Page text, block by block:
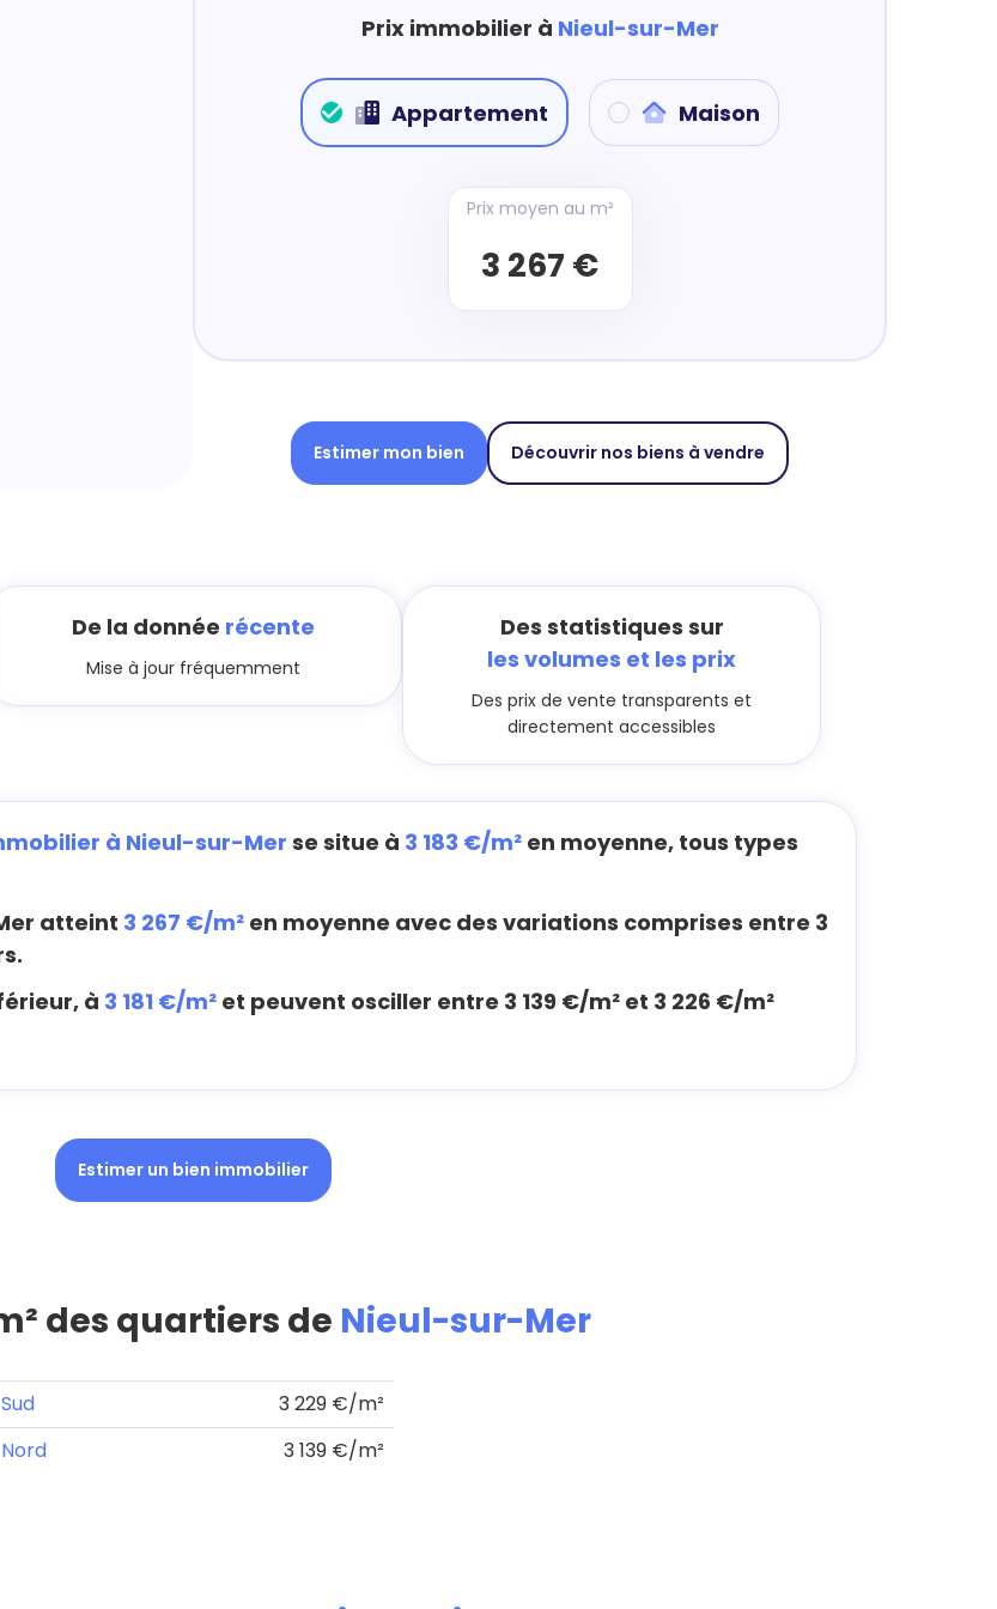
Prix immobilier à Nieul-sur-Mer
Appartement Maison
Prix moyen au m²
3 267 €
Estimer mon bien Découvrir nos biens à vendre
De la donnée récente
Mise à jour fréquemment
Des statistiques sur
les volumes et les prix
Des prix de vente transparents et
directement accessibles
à Nieul-sur-Mer se situe à 3 183 €/m² en moyenne, tous types
atteint 3 267 €/m² en moyenne avec des variations comprises entre 3
à 3 181 €/m² et peuvent osciller entre 3 139 €/m² et 3 226 €/m²
Estimer un bien immobilier
des quartiers de Nieul-sur-Mer
Sud
3 229 €/m²
Nord
3 139 €/m²